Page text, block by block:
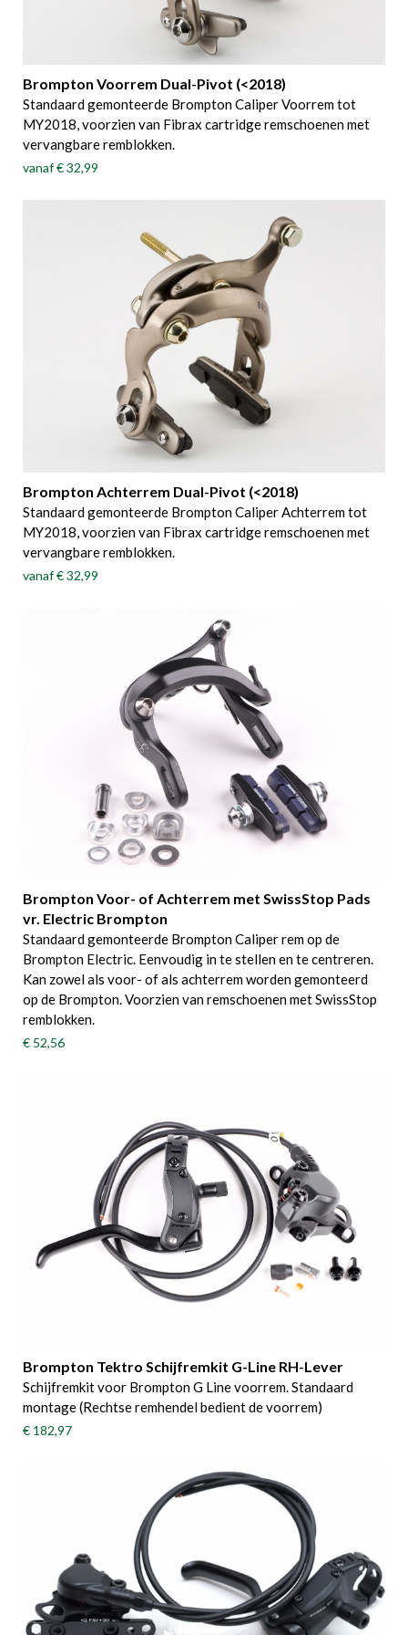
Brompton Voorrem Dual-Pivot (<2018)
Standaard gemonteerde Brompton Caliper Voorrem tot
MY2018, voorzien van Fibrax cartridge remschoenen met
vervangbare remblokken.
vanaf€ 32,99
Brompton Achterrem Dual-Pivot (<2018)
Standaard gemonteerde Brompton Caliper Achterrem tot
MY2018, voorzien van Fibrax cartridge remschoenen met
vervangbare remblokken.
vanaf€ 32,99
Brompton Voor- of Achterrem met SwissStop Pads
vr. Electric Brompton
Standaard gemonteerde Brompton Caliper rem op de
Brompton Electric. Eenvoudig in te stellen en te centreren.
Kan zowel als voor- of als achterrem worden gemonteerd
op de Brompton. Voorzien van remschoenen met SwissStop
remblokken.
€ 52,56
Brompton Tektro Schijfremkit G-Line RH-Lever
Schijfremkit voor Brompton G Line voorrem. Standaard
montage (Rechtse remhendel bedient de voorrem)
€ 182,97